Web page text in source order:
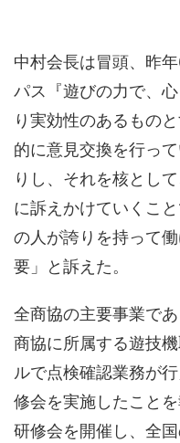
中村会長は冒頭、昨
パス『遊びの力で、
り実効性のあるもの
的に意見交換を行っ
りし、それを核とし
に訴えかけていくこ
の人が誇りを持って
要」と訴えた。
全商協の主要事業で
商協に所属する遊技
ルで点検確認業務が
修会を実施したこと
研修会を開催し、全